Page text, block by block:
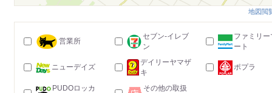
地図閲
営業所
セブン-イレブ
ン
ファミリー
ート
ニューデイズ
デイリーヤマザ
キ
ポプラ
PUDOロッカ
その他の取扱